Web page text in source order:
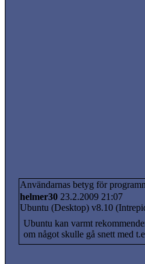
Användarnas betyg för
helmer30 23.2.2009 21:07
Ubuntu (Desktop) v8.10
Ubuntu kan varmt
om något skulle gå snett med